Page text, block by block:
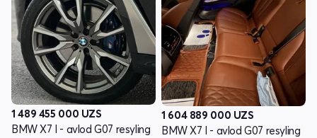
1 489 455 000 UZS
BMW X7 I - avlod G07 resyling
1 604 889 000 UZS
BMW X7 I - avlod G07 resyling